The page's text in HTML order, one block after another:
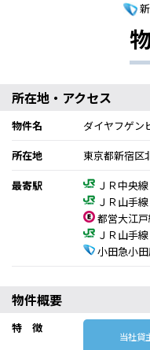
所在地・アクセス
物件名
ダイヤフゲ
所在地
東京都新宿区
最寄駅
ＪＲ中央
ＪＲ山手
都営大江
ＪＲ山手
小田急小
物件概要
特 徴
当社貸